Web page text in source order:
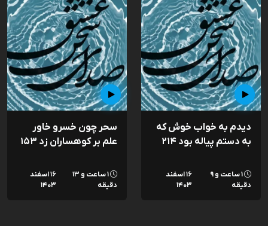
دیدم به خواب خوش که
به دستم پیاله بود ۲۱۴
۱ ساعت و ۹
دقیقه
۱۶ اسفند
۱۴۰۳
سحر چون خسرو خاور
علم بر کوهساران زد ۱۵۳
۱ ساعت و ۱۳
دقیقه
۱۶ اسفند
۱۴۰۳